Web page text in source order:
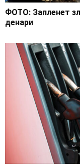
ФОТО: Запленет
денари